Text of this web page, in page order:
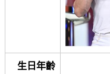
生日年齡